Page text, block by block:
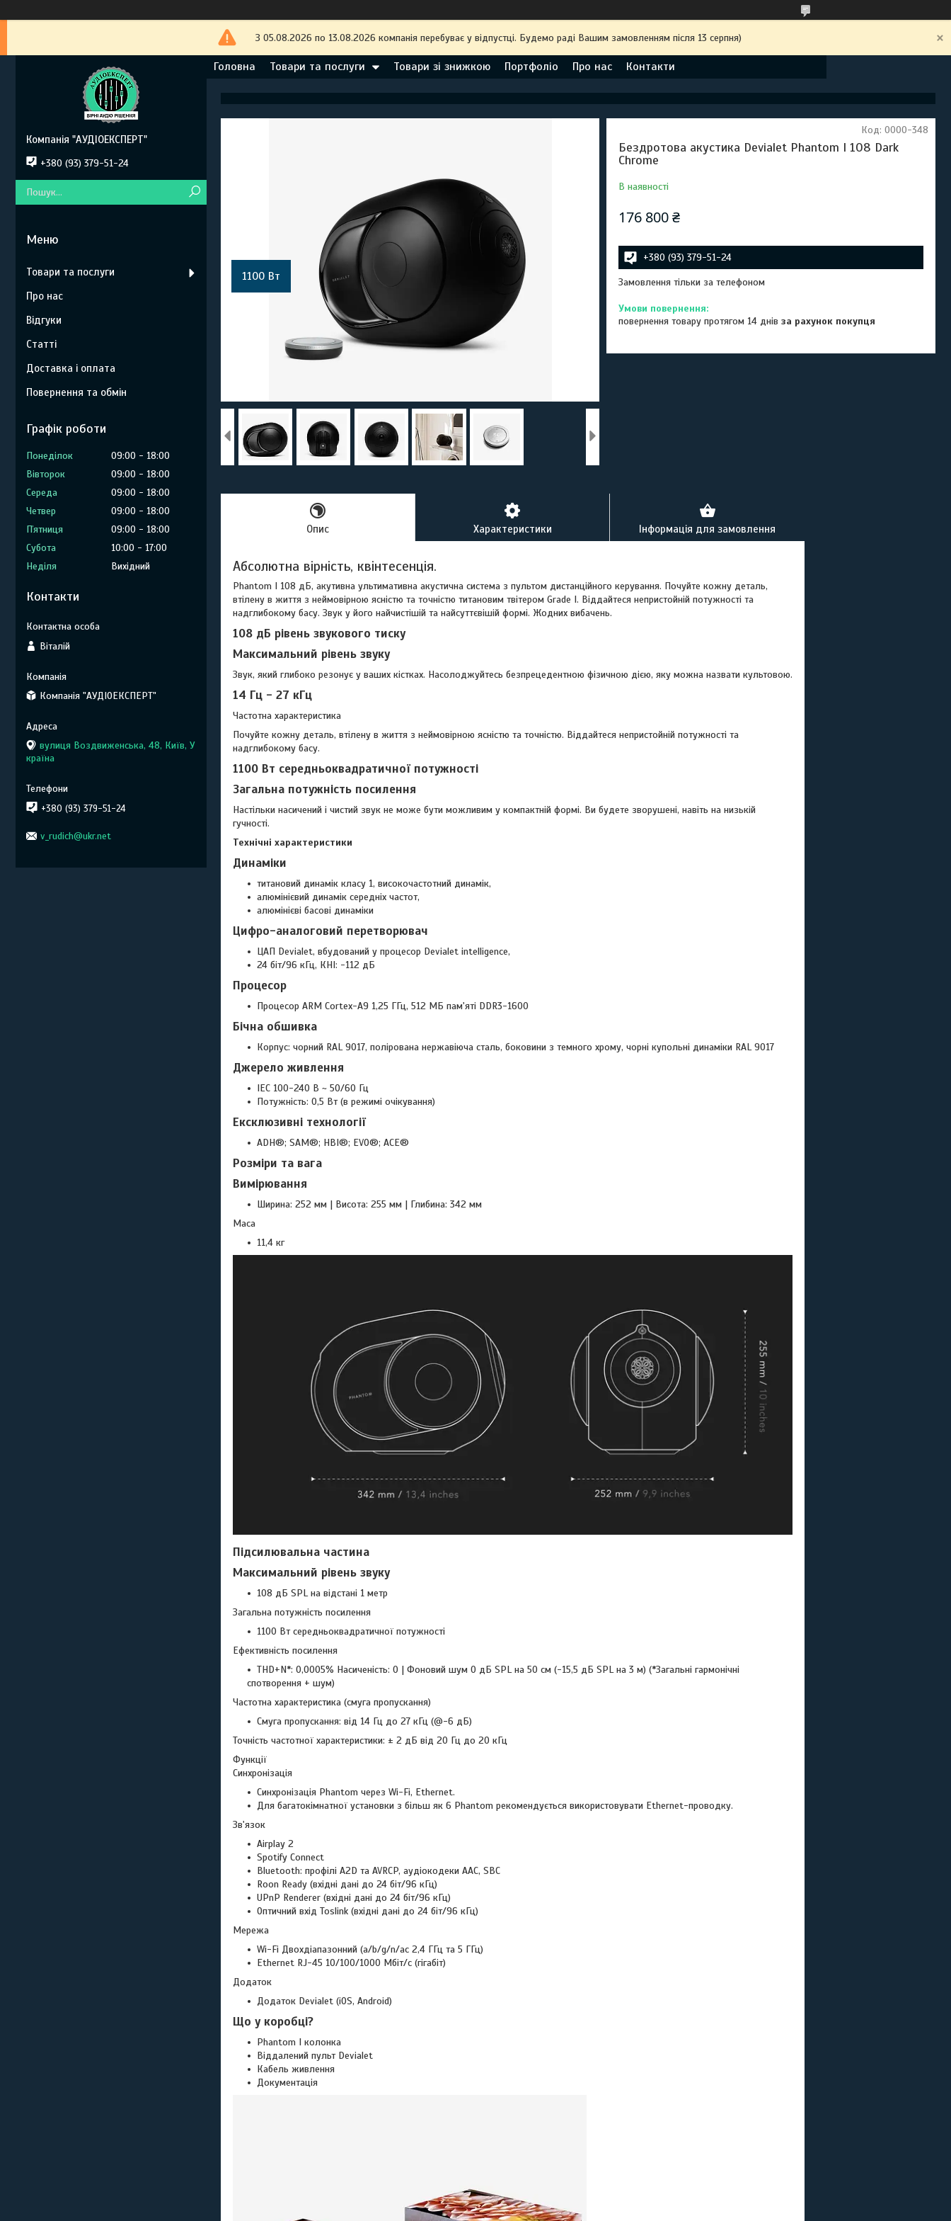
З 05.08.2026 по 13.08.2026 компанія перебуває у відпустці. Будемо раді Вашим замовленням після 13 серпня)
Головна Товари та послуги Товари зі знижкою Портфоліо Про нас Контакти
1100 Вт
Бездротова акустика Devialet Phantom I 108 Dark
Chrome
В наявності
Код: 0000-348
176 800 ₴
+380 (93) 379-51-24
Замовлення тільки за телефоном
повернення товару протягом 14 днівза рахунок покупця
Опис Характеристики Інформація для замовлення
Абсолютна вірність, квінтесенція.
Phantom I 108 дБ, акутивна ультимативна акустична система з пультом дистанційного керування. Почуйте кожну деталь,
втілену в життя з неймовірною ясністю та точністю титановим твітером Grade I. Віддайтеся непристойній потужності та
надглибокому басу. Звук у його найчистішій та найсуттєвішій формі. Жодних вибачень.
108 дБ рівень звукового тиску
Максимальний рівень звуку
Звук, який глибоко резонує у ваших кістках. Насолоджуйтесь безпрецедентною фізичною дією, яку можна назвати культовою.
14 Гц - 27 кГц
Частотна характеристика
Почуйте кожну деталь, втілену в життя з неймовірною ясністю та точністю. Віддайтеся непристойній потужності та
надглибокому басу.
1100 Вт середньоквадратичної потужності
Загальна потужність посилення
Настільки насичений і чистий звук не може бути можливим у компактній формі. Ви будете зворушені, навіть на низькій
гучності.
Технічні характеристики
Динаміки
титановий динамік класу 1, високочастотний динамік,
алюмінієвий динамік середніх частот,
алюмінієві басові динаміки
Цифро-аналоговий перетворювач
ЦАП Devialet, вбудований у процесор Devialet intelligence,
24 біт/96 кГц, КНІ: -112 дБ
Процесор
Процесор ARM Cortex-A9 1,25 ГГц, 512 МБ пам'яті DDR3-1600
Бічна обшивка
Корпус: чорний RAL 9017, полірована нержавіюча сталь, боковини з темного хрому, чорні купольні динаміки RAL 9017
Джерело живлення
IEC 100-240 В ~ 50/60 Гц
Потужність: 0,5 Вт (в режимі очікування)
Ексклюзивні технології
ADH®; SAM®; HBI®; EVO®; ACE®
Розміри та вага
Вимірювання
Ширина: 252 мм | Висота: 255 мм | Глибина: 342 мм
Маса
11,4 кг
Підсилювальна частина
Максимальний рівень звуку
108 дБ SPL на відстані 1 метр
Загальна потужність посилення
1100 Вт середньоквадратичної потужності
Ефективність посилення
THD+N*: 0,0005% Насиченість: 0 | Фоновий шум 0 дБ SPL на 50 см (-15,5 дБ SPL на 3 м) (*Загальні гармонічні
спотворення + шум)
Частотна характеристика (смуга пропускання)
Смуга пропускання: від 14 Гц до 27 кГц (@-6 дБ)
Точність частотної характеристики: ± 2 дБ від 20 Гц до 20 кГц
Функції
Синхронізація
Синхронізація Phantom через Wi-Fi, Ethernet.
Для багатокімнатної установки з більш як 6 Phantom рекомендується використовувати Ethernet-проводку.
Зв'язок
Airplay 2
Spotify Connect
Bluetooth: профілі A2D та AVRCP, аудіокодеки AAC, SBC
Roon Ready (вхідні дані до 24 біт/96 кГц)
UPnP Renderer (вхідні дані до 24 біт/96 кГц)
Оптичний вхід Toslink (вхідні дані до 24 біт/96 кГц)
Мережа
Wi-Fi Двохдіапазонний (a/b/g/n/ac 2,4 ГГц та 5 ГГц)
Ethernet RJ-45 10/100/1000 Мбіт/с (гігабіт)
Додаток
Додаток Devialet (iOS, Android)
Що у коробці?
Phantom I колонка
Віддалений пульт Devialet
Кабель живлення
Документація
Компанія "АУДІОЕКСПЕРТ"
+380 (93) 379-51-24
Товари та послуги
Про нас
Відгуки
Статті
Доставка і оплата
Повернення та обмін
Графік роботи
Понеділок 09:00
18:00
Вівторок
09:00
18:00
Середа
09:00
18:00
Четвер
09:00
18:00
Пʼятниця
09:00
18:00
Субота
10:00
17:00
Неділя
Вихідний
Контакти
Віталій
Компанія "АУДІОЕКСПЕРТ"
вулиця Воздвиженська, 48, Київ, У
країна
+380 (93) 379-51-24
v_rudich@ukr.net